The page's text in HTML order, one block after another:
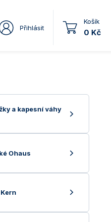
Přihlásit
Košík
0 Kč
a kapesní váhy
Ohaus